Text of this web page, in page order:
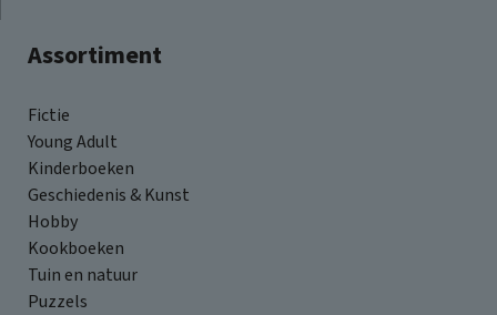
Assortiment
Fictie
Young Adult
Kinderboeken
Geschiedenis & Kunst
Hobby
Kookboeken
Tuin en natuur
Puzzels